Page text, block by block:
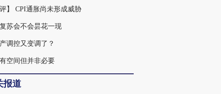
评】 CPI通胀尚未形成威胁
苏会不会昙花一现
调控又变调了？
空间但并非必要
报道